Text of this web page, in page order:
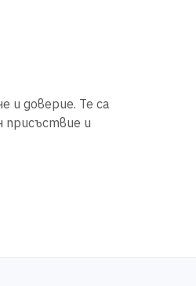
и доверие. Те са
присъствие и